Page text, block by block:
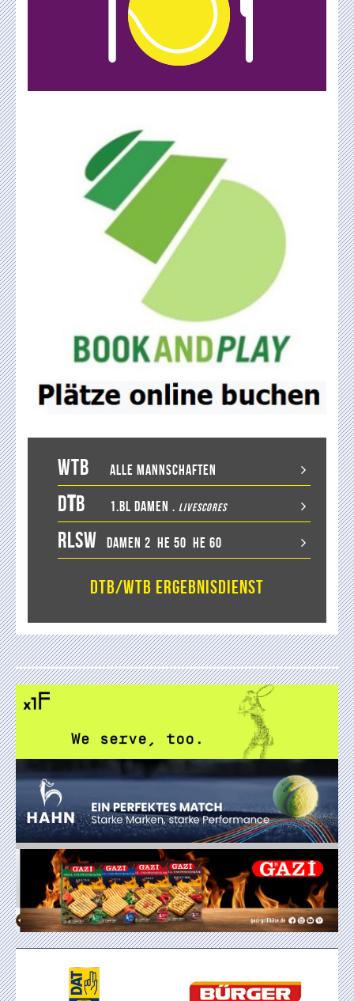
WTB Alle Mannschaften
DTB 1.BL Damen . LiveScores
RLSW Damen 2 He 50 He 60
DTB/WTB Ergebnisdienst